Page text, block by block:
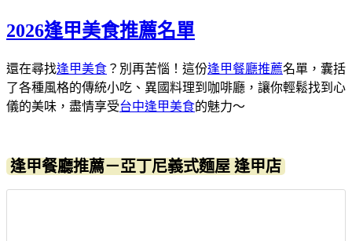
2026逢甲美食推薦名單
還在尋找逢甲美食 ？別再苦惱！這份逢甲餐廳推薦名單，囊括
了各種風格的傳統小吃、異國料理到咖啡廳，讓你輕鬆找到心
儀的美味，盡情享受台中逢甲美食的魅力～
逢甲餐廳推薦－亞丁尼義式麵屋 逢甲店